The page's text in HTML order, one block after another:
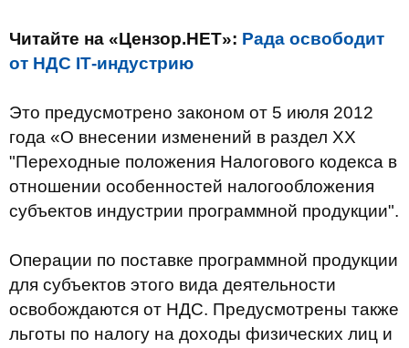
Читайте на «Цензор.НЕТ»: Рада освободит
от НДС ІТ-индустрию
Это предусмотрено законом от 5 июля 2012
года «О внесении изменений в раздел XX
"Переходные положения Налогового кодекса в
отношении особенностей налогообложения
субъектов индустрии программной продукции".
Операции по поставке программной продукции
для субъектов этого вида деятельности
освобождаются от НДС. Предусмотрены также
льготы по налогу на доходы физических лиц и